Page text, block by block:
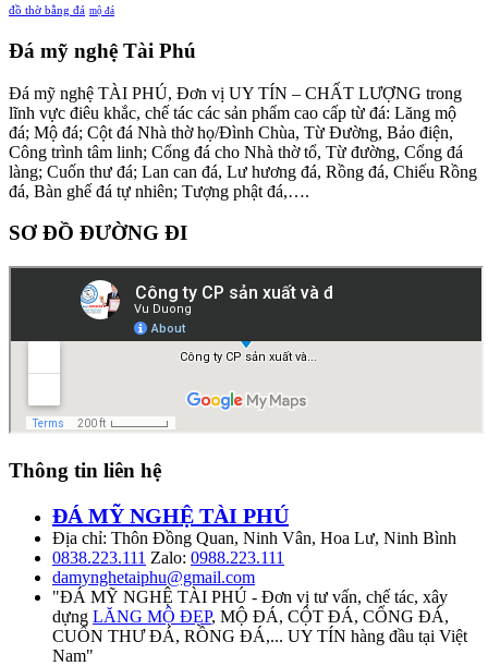
đồ thờ bằng đá mộ đá
Đá mỹ nghệ Tài Phú
Đá mỹ nghệ TÀI PHÚ, Đơn vị UY TÍN – CHẤT LƯỢNG trong
lĩnh vực điêu khắc, chế tác các sản phẩm cao cấp từ đá: Lăng mộ
đá; Mộ đá; Cột đá Nhà thờ họ/Đình Chùa, Từ Đường, Bảo điện,
Công trình tâm linh; Cổng đá cho Nhà thờ tổ, Từ đường, Cổng đá
làng; Cuốn thư đá; Lan can đá, Lư hương đá, Rồng đá, Chiếu Rồng
đá, Bàn ghế đá tự nhiên; Tượng phật đá,….
SƠ ĐỒ ĐƯỜNG ĐI
Thông tin liên hệ
ĐÁ MỸ NGHỆ TÀI PHÚ
Địa chỉ: Thôn Đồng Quan, Ninh Vân, Hoa Lư, Ninh Bình
0838.223.111 Zalo: 0988.223.111
damynghetaiphu@gmail.com
"ĐÁ MỸ NGHỆ TÀI PHÚ - Đơn vị tư vấn, chế tác, xây
dựng LĂNG MỘ ĐẸP, MỘ ĐÁ, CỘT ĐÁ, CỔNG ĐÁ,
CUỐN THƯ ĐÁ, RỒNG ĐÁ,... UY TÍN hàng đầu tại Việt
Nam"